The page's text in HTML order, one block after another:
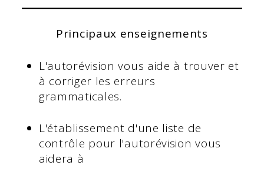
Principaux enseignements
L'autorévision vous aide à trouver et
à corriger les erreurs
grammaticales.
L'établissement d'une liste de
contrôle pour l'autorévision vous
aidera à